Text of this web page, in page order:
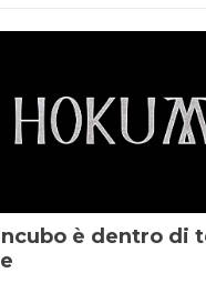
è dentro di